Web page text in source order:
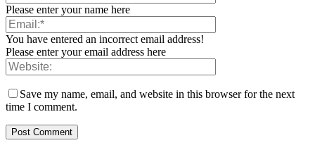
Please enter your name here
You have entered an incorrect email address!
Please enter your email address here
Save my name, email, and website in this browser for the next
time I comment.